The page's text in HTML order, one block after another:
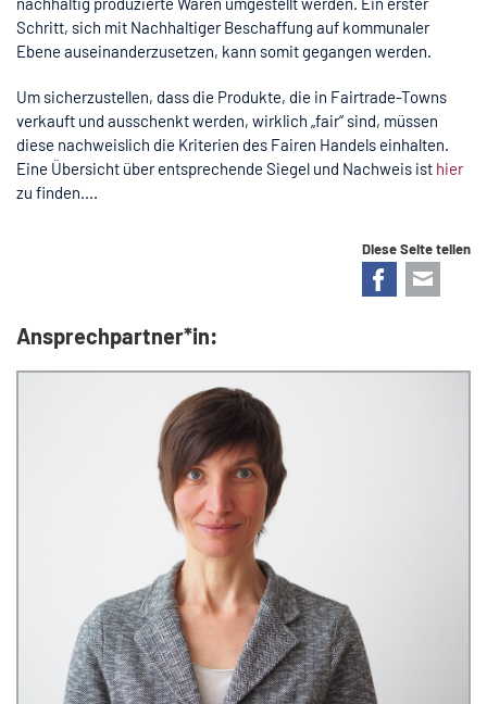
Schritt, sich mit Nachhaltiger Beschaffung auf kommunaler
Ebene auseinanderzusetzen, kann somit gegangen werden.
Um sicherzustellen, dass die Produkte, die in Fairtrade-Towns
verkauft und ausschenkt werden, wirklich „fair“ sind, müssen
diese nachweislich die Kriterien des Fairen Handels einhalten.
Eine Übersicht über entsprechende Siegel und Nachweis ist hier
zu finden....
Diese Seite teilen
Facebook
Ansprechpartner*in: